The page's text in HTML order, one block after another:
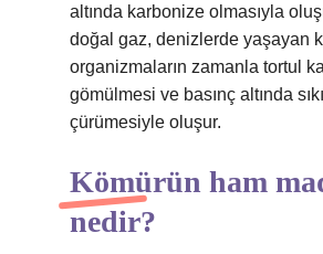
altında karbonize olmasıyla
doğal gaz, denizlerde yaşayan
organizmaların zamanla tortul
gömülmesi ve basınç altında
çürümesiyle oluşur.
Kömürün ham
nedir?